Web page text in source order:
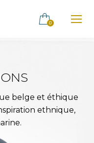
0
belge et éthique
ethnique,